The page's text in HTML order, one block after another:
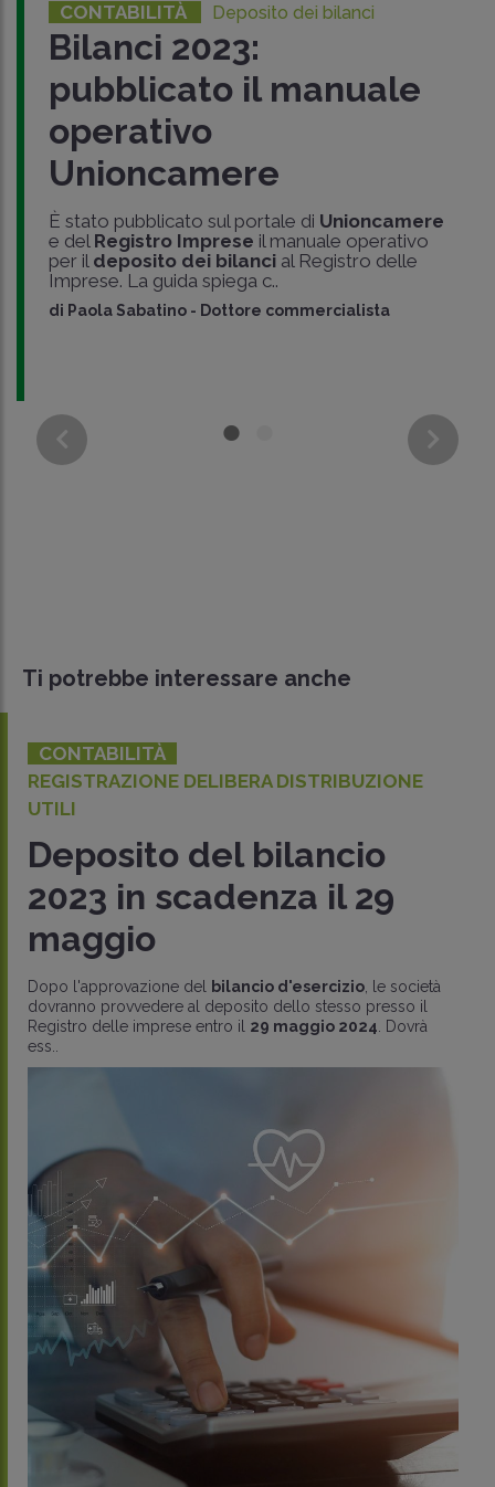
CONTABILITÀ Deposito dei bilanci
Bilanci 2023:
pubblicato il manuale
operativo
Unioncamere
È stato pubblicato sul portale di Unioncamere
e del Registro Imprese il manuale operativo
per il deposito dei bilancial Registro delle
Imprese. La guida spiega c..
di Paola Sabatino - Dottore commercialista
Ti potrebbe interessare anche
CONTABILITÀ
REGISTRAZIONE DELIBERA DISTRIBUZIONE
UTILI
Deposito del bilancio
2023 in scadenza il 29
maggio
Dopo l'approvazione del bilancio d'esercizio, le società
dovranno provvedere al deposito dello stesso presso il
Registro delle imprese entro il 29 maggio 2024. Dovrà
ess..